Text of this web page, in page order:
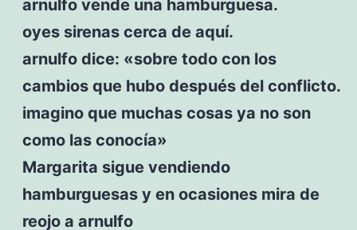
arnulfo vende una hamburguesa.
oyes sirenas cerca de aquí.
arnulfo dice: «sobre todo con los
cambios que hubo después del conflicto.
imagino que muchas cosas ya no son
como las conocía»
Margarita sigue vendiendo
hamburguesas y en ocasiones mira de
reojo a arnulfo